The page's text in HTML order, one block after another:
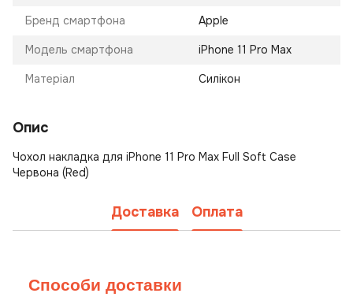
Бренд смартфона Apple
Модель смартфона iPhone 11 Pro Max
Матеріал Силікон
Опис
Чохол накладка для iPhone 11 Pro Max Full Soft Case
Червона (Red)
Доставка Оплата
Способи доставки